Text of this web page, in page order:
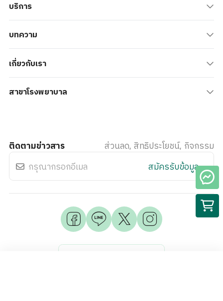
บริการ
บทความ
เกี่ยวกับเรา
สาขาโรงพยาบาล
ติดตามข่าวสาร
ส่วนลด, สิทธิประโยชน์, กิจกรรม
สมัครรับข้อมูล